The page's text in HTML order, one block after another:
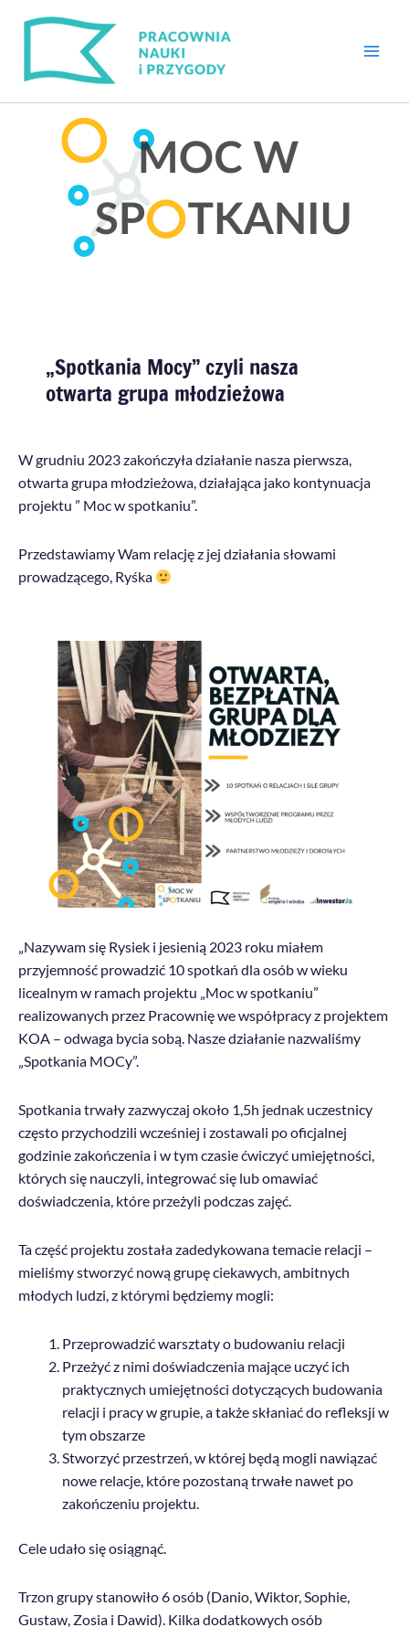
treści
„Spotkania Mocy” czyli nasza
otwarta grupa młodzieżowa
W grudniu 2023 zakończyła działanie nasza pierwsza,
otwarta grupa młodzieżowa, działająca jako kontynuacja
projektu ” Moc w spotkaniu”.
Przedstawiamy Wam relację z jej działania słowami
prowadzącego, Ryśka
„Nazywam się Rysiek i jesienią 2023 roku miałem
przyjemność prowadzić 10 spotkań dla osób w wieku
licealnym w ramach projektu „Moc w spotkaniu”
realizowanych przez Pracownię we współpracy z projektem
KOA – odwaga bycia sobą. Nasze działanie nazwaliśmy
„Spotkania MOCy”.
Spotkania trwały zazwyczaj około 1,5h jednak uczestnicy
często przychodzili wcześniej i zostawali po oficjalnej
godzinie zakończenia i w tym czasie ćwiczyć umiejętności,
których się nauczyli, integrować się lub omawiać
doświadczenia, które przeżyli podczas zajęć.
Ta część projektu została zadedykowana temacie relacji –
mieliśmy stworzyć nową grupę ciekawych, ambitnych
młodych ludzi, z którymi będziemy mogli:
Przeprowadzić warsztaty o budowaniu relacji
Przeżyć z nimi doświadczenia mające uczyć ich
praktycznych umiejętności dotyczących budowania
relacji i pracy w grupie, a także skłaniać do refleksji w
tym obszarze
Stworzyć przestrzeń, w której będą mogli nawiązać
nowe relacje, które pozostaną trwałe nawet po
zakończeniu projektu.
Cele udało się osiągnąć.
Trzon grupy stanowiło 6 osób (Danio, Wiktor, Sophie,
Gustaw, Zosia i Dawid). Kilka dodatkowych osób